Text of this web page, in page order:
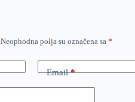
Neophodna polja su označena sa *
Email*